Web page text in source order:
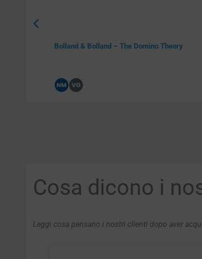
Bolland & Bolland – The Domino Theory
Cosa dicono i
Leggi cosa pensano i nostri clienti dopo aver